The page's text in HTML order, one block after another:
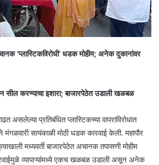
‘प्लास्टिकविरोधी’ धडक मोहीम; अनेक दुकानांवर
सील करण्याचा इशारा; बाजारपेठेत उडाली खळबळ
असलेल्या प्रतिबंधित प्लास्टिकच्या वापराविरोधात
सायंकाळी मोठी धडक कारवाई केली. महापौर
मध्यवर्ती बाजारपेठेत अचानक तपासणी मोहीम
व्यापाऱ्यांमध्ये एकच खळबळ उडाली असून अनेक